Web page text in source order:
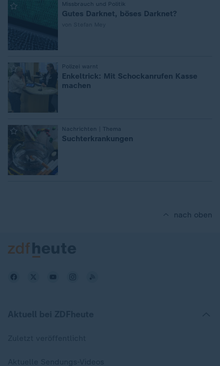
Missbrauch und Politik
Gutes Darknet, böses Darknet?
Polizei warnt
Enkeltrick: Mit Schockanrufen Kasse
machen
Nachrichten | Thema
Suchterkrankungen
nach oben